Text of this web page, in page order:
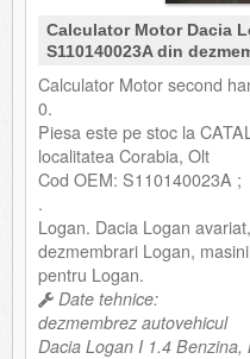
Calculator Motor Dacia
S110140023A din
Calculator Motor second
0.
Piesa este pe stoc la
localitatea Corabia, Olt
Cod OEM: S110140023A ;
.
Logan. Dacia Logan
dezmembrari Logan,
pentru Logan.
Date tehnice:
dezmembrez autovehicul
Dacia Logan I 1.4 Benzina,